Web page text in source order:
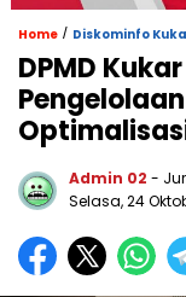
Home / Diskominfo
DPMD
Admin 02 -
Selasa, 24